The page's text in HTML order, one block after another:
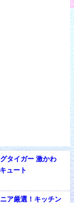
タイガー 激かわ
ュート
ア厳選！キッチン